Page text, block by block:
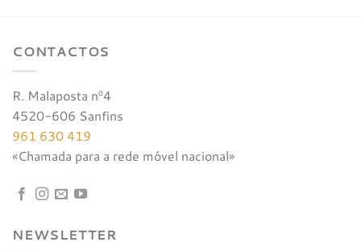
CONTACTOS
R. Malaposta nº4
4520-606 Sanfins
961 630 419
«Chamada para a rede móvel nacional»
NEWSLETTER